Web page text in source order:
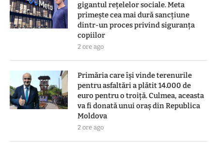
gigantul rețelelor sociale. Meta
primește cea mai dură sancțiune
dintr-un proces privind siguranța
copiilor
2 ore ago
Primăria care își vinde terenurile
pentru asfaltări a plătit 14.000 de
euro pentru o troiță. Culmea, aceasta
va fi donată unui oraș din Republica
Moldova
2 ore ago